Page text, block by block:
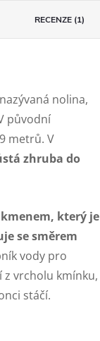
RECENZE (1)
nolina,
původní
metrů. V
zhruba do
kmenem, který je
se směrem
vody pro
z vrcholu kmínku,
stáčí.